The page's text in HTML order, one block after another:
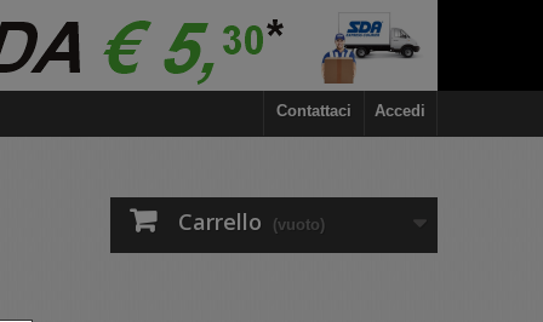
Accedi
Contattaci
Carrello (vuoto)